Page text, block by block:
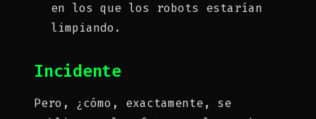
en los que los robots estarían
limpiando.
Incidente
Pero, ¿cómo, exactamente, se